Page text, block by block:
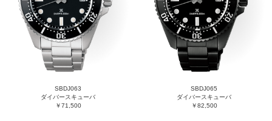
SBDJ063
ダイバースキューバ
￥71,500
SBDJ065
ダイバースキューバ
￥82,500